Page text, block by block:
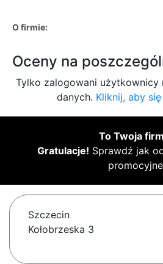
O firmie:
Oceny na
Tylko zalogowani
danych. Kliknij, aby
To Twoja
Gratulacje! Sprawdź jak
Szczecin
Kołobrzeska 3